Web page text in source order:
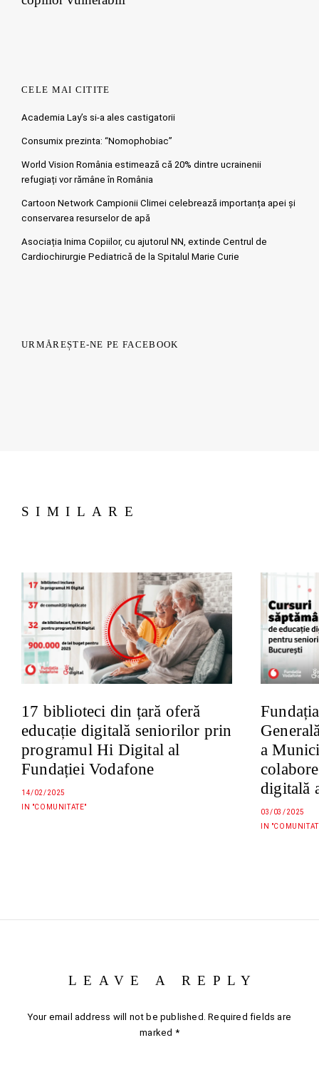
CELE MAI CITITE
Academia Lay’s si-a ales castigatorii
Consumix prezinta: “Nomophobiac”
World Vision România estimează că 20% dintre ucrainenii
refugiați vor rămâne în România
Cartoon Network Campionii Climei celebrează importanța apei și
conservarea resurselor de apă
Asociația Inima Copiilor, cu ajutorul NN, extinde Centrul de
Cardiochirurgie Pediatrică de la Spitalul Marie Curie
URMĂREȘTE-NE PE FACEBOOK
SIMILARE
17 biblioteci din țară oferă
educație digitală seniorilor prin
programul Hi Digital al
Fundației Vodafone
14/02/2025
IN "COMUNITATE"
a
digitală
03/03/2025
IN
LEAVE A REPLY
Your email address will not be published. Required fields are
marked *